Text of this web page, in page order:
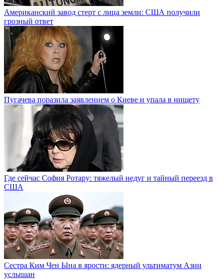
Американский завод стерт с лица земли: США получили
грозный ответ
Пугачева поразила заявлением о Киеве и упала в нищету
Где сейчас София Ротару: тяжелый недуг и тайный переезд в
США
Сестра Ким Чен Ына в ярости: ядерный ультиматум Азии
услышан